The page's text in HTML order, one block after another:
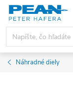
Prejsť
obsah
Náhradné diely